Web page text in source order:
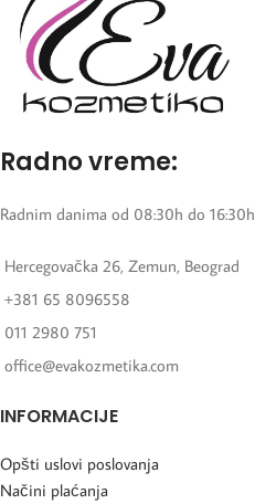
Radno vreme:
Radnim danima od 08:30h do 16:30h
Hercegovačka 26, Zemun, Beograd
+381 65 8096558
011 2980 751
office@evakozmetika.com
INFORMACIJE
Opšti uslovi poslovanja
Načini plaćanja